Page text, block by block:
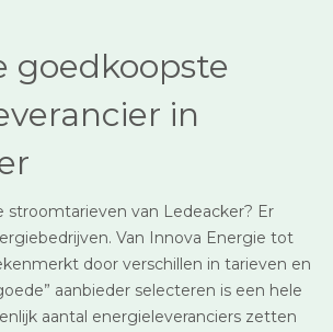
goedkoopste
in
stroomtarieven van Ledeacker? Er
Van Innova Energie tot
door verschillen in tarieven en
aanbieder selecteren is een hele
aantal energieleveranciers zetten